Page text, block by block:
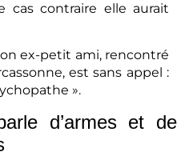
cas contraire elle aurait
ex-petit ami, rencontré
est sans appel :
».
d’armes et de